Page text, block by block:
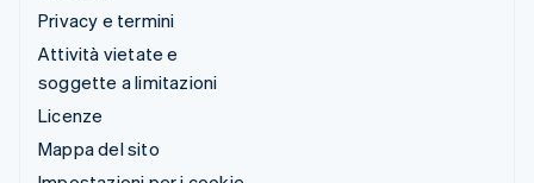
Privacy e termini
Attività vietate e
soggette a limitazioni
Licenze
Mappa del sito